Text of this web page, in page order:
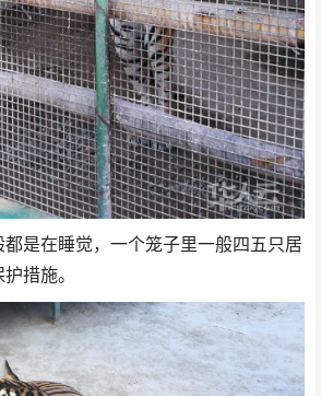
是在睡觉，一个笼子里一般四五只居
措施。